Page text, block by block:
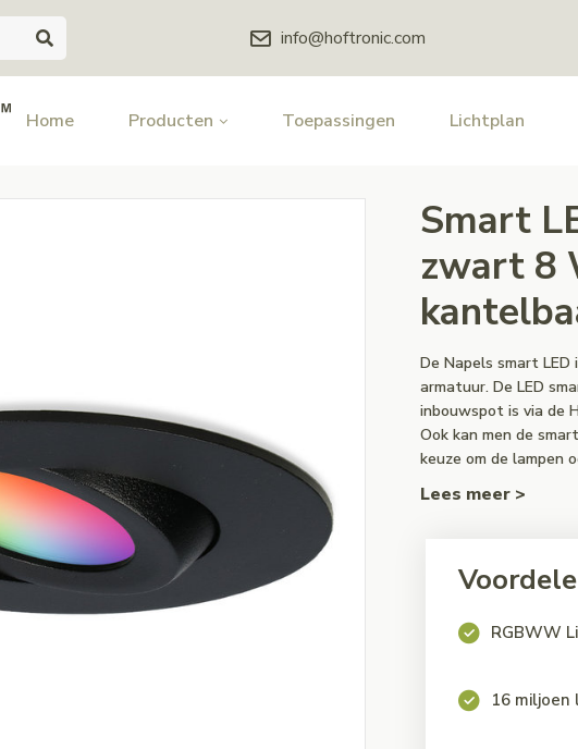
info@hoftronic.com
Home Producten Toepassingen Lichtplan
Smart
zwart 8
De Napels smart
armatuur. De LED
inbouwspot is via de
Ook kan men de
keuze om de lampen
Lees meer >
RGBWW
16